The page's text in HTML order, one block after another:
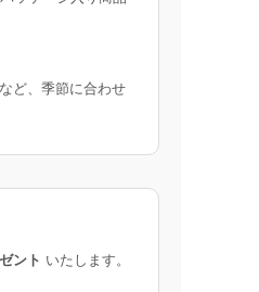
ど、季節に合わせ
ント いたします。